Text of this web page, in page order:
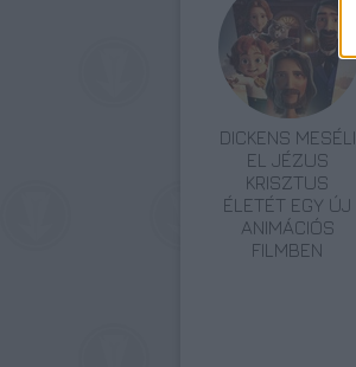
DICKENS MESÉLI
EL JÉZUS
KRISZTUS
ÉLETÉT EGY ÚJ
ANIMÁCIÓS
FILMBEN